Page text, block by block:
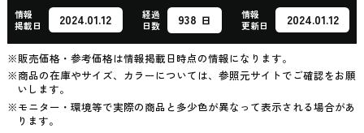
情報
掲載日
2024.01.12
経過
日数
938 日
情報
更新日
2024.01.12
※販売価格・参考価格は情報掲載日時点の情報になります。
※商品の在庫やサイズ、カラーについては、参照元サイトでご確認をお願
いします。
※モニター・環境等で実際の商品と多少色が異なって表示される場合があ
ります。